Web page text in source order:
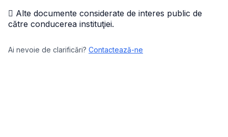
 Alte documente considerate de interes public de
către conducerea instituţiei.
Ai nevoie de clarificări? Contactează-ne